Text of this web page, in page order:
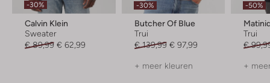
-30%
Calvin Klein
Sweater
€ 89,99 € 62,99
-30%
Butcher Of Blue
Trui
€ 139,99 € 97,99
+ meer kleuren
-50%
Trui
€
+